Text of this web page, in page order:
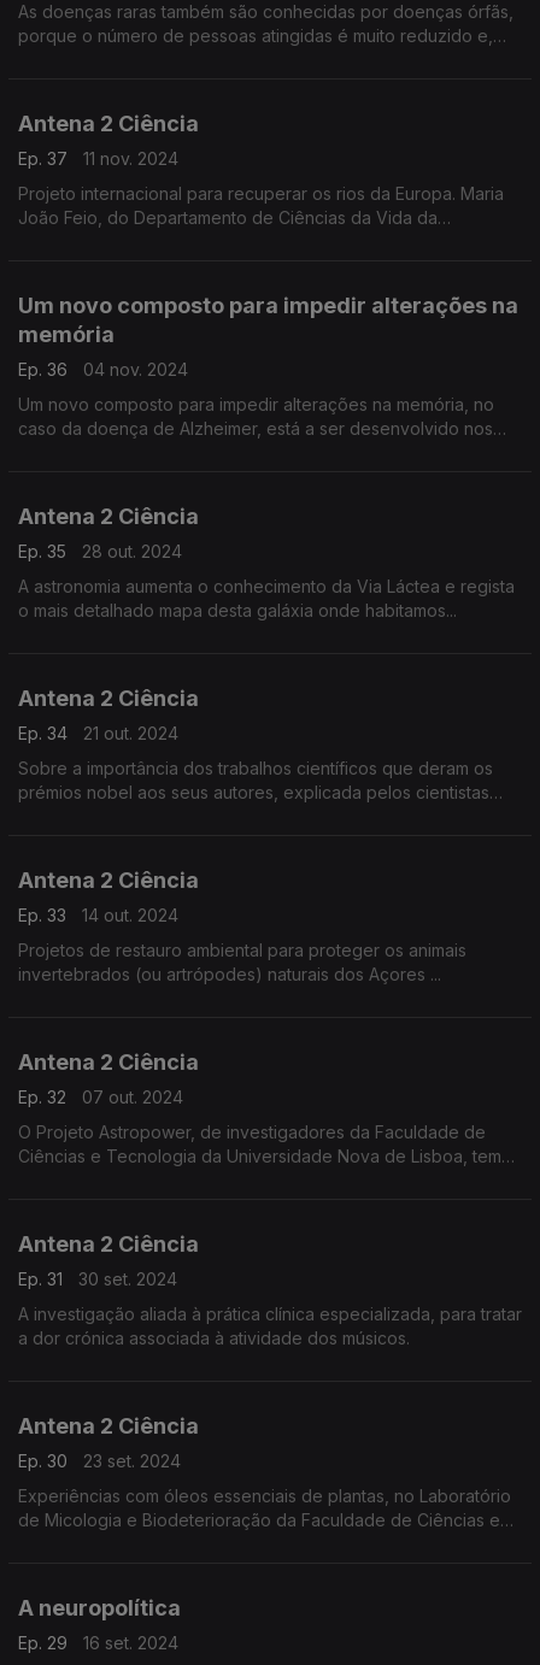
As doenças raras também são conhecidas por doenças órfãs,
porque o número de pessoas atingidas é muito reduzido e,
Antena 2 Ciência
Ep. 37
11 nov. 2024
Projeto internacional para recuperar os rios da Europa. Maria
João Feio, do Departamento de Ciências da Vida da
Um novo composto para impedir alterações na
memória
Ep. 36
04 nov. 2024
Um novo composto para impedir alterações na memória, no
caso da doença de Alzheimer, está a ser desenvolvido nos
Antena 2 Ciência
Ep. 35
28 out. 2024
A astronomia aumenta o conhecimento da Via Láctea e regista
o mais detalhado mapa desta galáxia onde habitamos...
Antena 2 Ciência
Ep. 34
21 out. 2024
Sobre a importância dos trabalhos científicos que deram os
prémios nobel aos seus autores, explicada pelos cientistas
Antena 2 Ciência
Ep. 33
14 out. 2024
Projetos de restauro ambiental para proteger os animais
invertebrados (ou artrópodes) naturais dos Açores ...
Antena 2 Ciência
Ep. 32
07 out. 2024
O Projeto Astropower, de investigadores da Faculdade de
Ciências e Tecnologia da Universidade Nova de Lisboa, tem
Antena 2 Ciência
Ep. 31
30 set. 2024
A investigação aliada à prática clínica especializada, para tratar
a dor crónica associada à atividade dos músicos.
Antena 2 Ciência
Ep. 30
23 set. 2024
Experiências com óleos essenciais de plantas, no Laboratório
de Micologia e Biodeterioração da Faculdade de Ciências e
A neuropolítica
Ep. 29
16 set. 2024